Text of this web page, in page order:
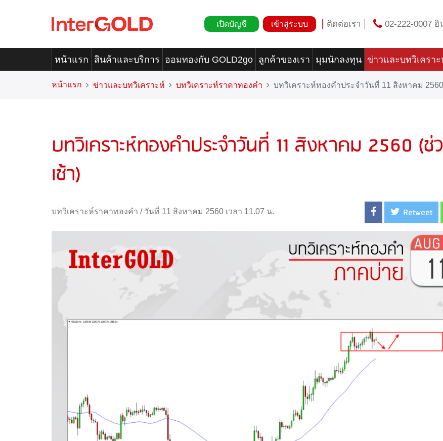
เปิดบัญชี เข้าสู่ระบบ ติดต่อเรา 02-222-0007 อิ
หน้าแรก สินค้าและบริการ ออมทองกับ GOLD2go ลูกค้าของเรา มุมนักลงทุน ข่าวและบทวิเคราะ
หน้าแรก ข่าวและบทวิเคราะห์ บทวิเคราะห์ราคาทองคำ บทวิเคราะห์ทองคำประจำวันที่ 11 สิงหาคม
บทวิเคราะห์ทองคำประจำวันที่ 11 สิงหาคม 2560 (ช่
เช้า)
บทวิเคราะห์ราคาทองคำ / วันที่ 11 สิงหาคม 2560 เวลา 11.07 น. Retweet